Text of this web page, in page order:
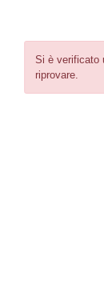
Si è verificato
riprovare.